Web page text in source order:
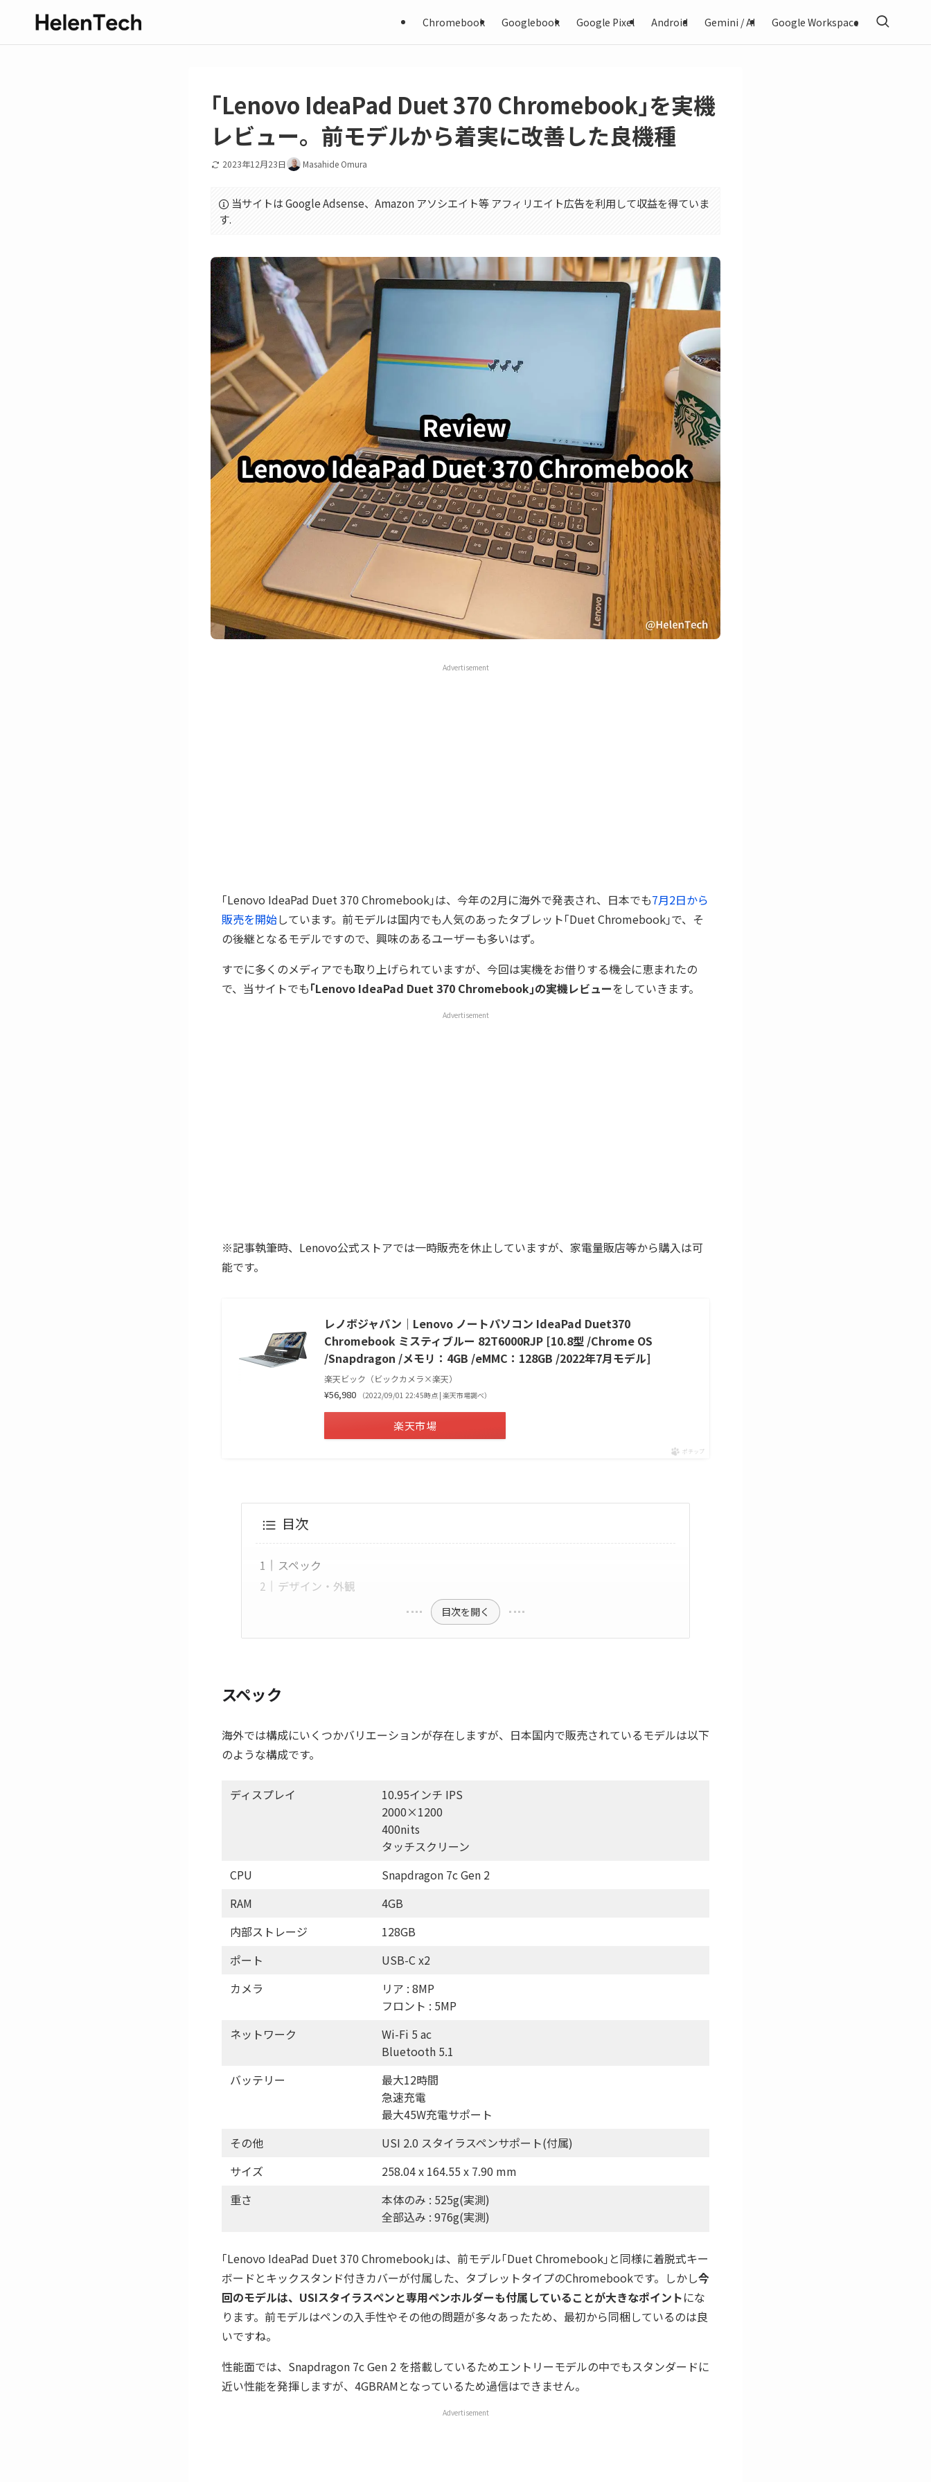
Chromebook Googlebook Google Pixel Android Gemini / AI Google Workspace
｢Lenovo IdeaPad Duet 370 Chromebook｣を実機
レビュー。前モデルから着実に改善した良機種
2023年12月23日 Masahide Omura
当サイトは Google Adsense、Amazon アソシエイト等 アフィリエイト広告を利用して収益を得ていま
す.
Advertisement
｢Lenovo IdeaPad Duet 370 Chromebook｣は、今年の2月に海外で発表され、日本でも7月2日から
販売を開始しています。前モデルは国内でも人気のあったタブレット｢Duet Chromebook｣で、そ
の後継となるモデルですので、興味のあるユーザーも多いはず。
すでに多くのメディアでも取り上げられていますが、今回は実機をお借りする機会に恵まれたの
で、当サイトでも｢Lenovo IdeaPad Duet 370 Chromebook｣の実機レビューをしていきます。
Advertisement
※記事執筆時、Lenovo公式ストアでは一時販売を休止していますが、家電量販店等から購入は可
能です。
レノボジャパン｜Lenovo ノートパソコン IdeaPad Duet370
Chromebook ミスティブルー 82T6000RJP [10.8型 /Chrome OS
/Snapdragon /メモリ：4GB /eMMC：128GB /2022年7月モデル]
楽天ビック（ビックカメラ×楽天）
¥56,980 （2022/09/01 22:45時点 | 楽天市場調べ）
楽天市場
ポチップ
目次
スペック
デザイン・外観
目次を開く
スペック
海外では構成にいくつかバリエーションが存在しますが、日本国内で販売されているモデルは以下
のような構成です。
ディスプレイ
10.95インチ IPS
2000×1200
400nits
タッチスクリーン
CPU
Snapdragon 7c Gen 2
RAM
4GB
内部ストレージ
128GB
ポート
USB-C x2
カメラ
リア : 8MP
フロント : 5MP
ネットワーク
Wi-Fi 5 ac
Bluetooth 5.1
バッテリー
最大12時間
急速充電
最大45W充電サポート
その他
USI 2.0 スタイラスペンサポート(付属)
サイズ
258.04 x 164.55 x 7.90 mm
重さ
本体のみ : 525g(実測)
全部込み : 976g(実測)
｢Lenovo IdeaPad Duet 370 Chromebook｣は、前モデル｢Duet Chromebook｣と同様に着脱式キー
ボードとキックスタンド付きカバーが付属した、タブレットタイプのChromebookです。しかし今
回のモデルは、USIスタイラスペンと専用ペンホルダーも付属していることが大きなポイントにな
ります。前モデルはペンの入手性やその他の問題が多々あったため、最初から同梱しているのは良
いですね。
性能面では、Snapdragon 7c Gen 2 を搭載しているためエントリーモデルの中でもスタンダードに
近い性能を発揮しますが、4GBRAMとなっているため過信はできません。
Advertisement